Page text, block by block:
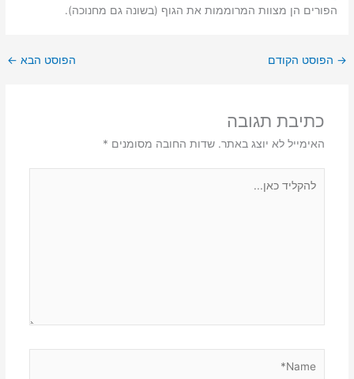
הפורים הן מצוות המרוממות את הגוף (בשונה גם מחנוכה).
→ הפוסט הקודם הפוסט הבא ←
כתיבת תגובה
האימייל לא יוצג באתר. שדות החובה מסומנים *
כאן...